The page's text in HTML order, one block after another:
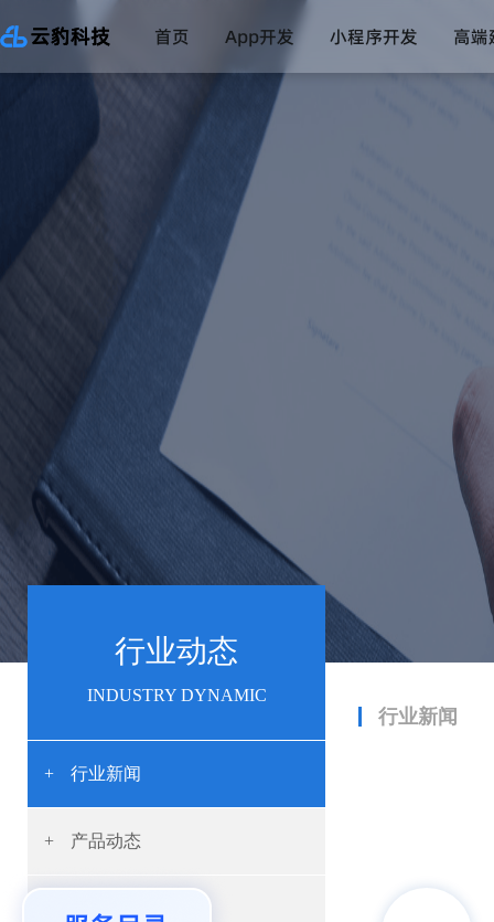
首页 App开发 小程序开发 高端
行业动态
INDUSTRY DYNAMIC
+ 行业新闻
+ 产品动态
行业新闻